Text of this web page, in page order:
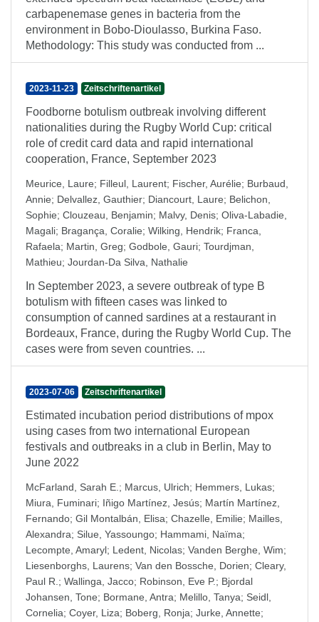
carbapenemase genes in bacteria from the
environment in Bobo-Dioulasso, Burkina Faso.
Methodology: This study was conducted from ...
2023-11-23 Zeitschriftenartikel
Foodborne botulism outbreak involving different
nationalities during the Rugby World Cup: critical
role of credit card data and rapid international
cooperation, France, September 2023
Meurice, Laure; Filleul, Laurent; Fischer, Aurélie; Burbaud,
Annie; Delvallez, Gauthier; Diancourt, Laure; Belichon,
Sophie; Clouzeau, Benjamin; Malvy, Denis; Oliva-Labadie,
Magali; Bragança, Coralie; Wilking, Hendrik; Franca,
Rafaela; Martin, Greg; Godbole, Gauri; Tourdjman,
Mathieu; Jourdan-Da Silva, Nathalie
In September 2023, a severe outbreak of type B
botulism with fifteen cases was linked to
consumption of canned sardines at a restaurant in
Bordeaux, France, during the Rugby World Cup. The
cases were from seven countries. ...
2023-07-06 Zeitschriftenartikel
Estimated incubation period distributions of mpox
using cases from two international European
festivals and outbreaks in a club in Berlin, May to
June 2022
McFarland, Sarah E. ; Marcus, Ulrich; Hemmers, Lukas;
Miura, Fuminari; Iñigo Martínez, Jesús; Martín Martínez,
Fernando; Gil Montalbán, Elisa; Chazelle, Emilie; Mailles,
Alexandra; Silue, Yassoungo; Hammami, Naïma;
Lecompte, Amaryl; Ledent, Nicolas; Vanden Berghe, Wim;
Liesenborghs, Laurens; Van den Bossche, Dorien; Cleary,
Paul R. ; Wallinga, Jacco; Robinson, Eve P.; Bjordal
Johansen, Tone; Bormane, Antra; Melillo, Tanya; Seidl,
Cornelia; Coyer, Liza; Boberg, Ronja; Jurke, Annette;